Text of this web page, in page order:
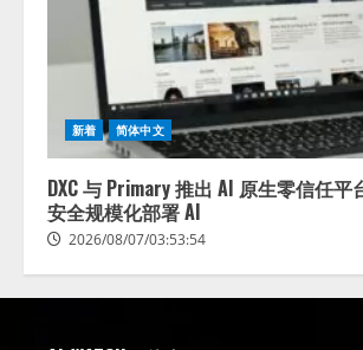
新着 简体中文
DXC 与 Primary 推出 AI 原生零信任
安全规模化部署 AI
2026/08/07/03:53:54